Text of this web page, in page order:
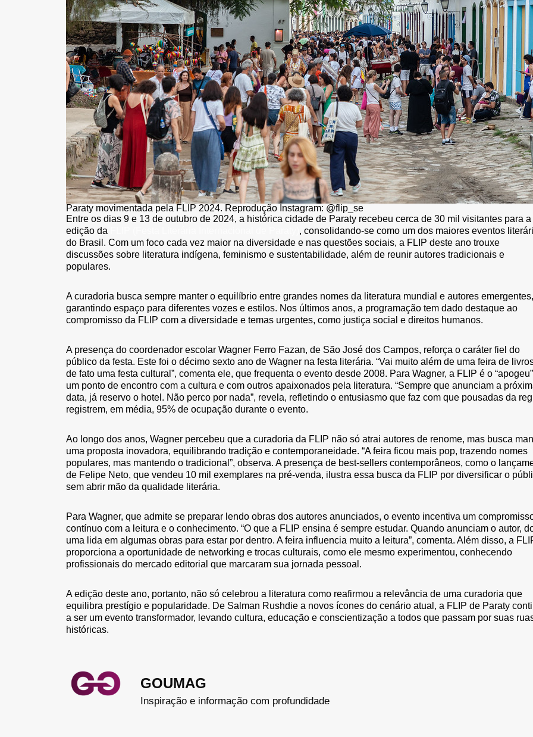
Paraty movimentada pela FLIP 2024. Reprodução Instagram: @flip_se
Entre os dias 9 e 13 de outubro de 2024, a histórica cidade de Paraty recebeu cerca de 30 mil visitantes para a
edição da
, consolidando-se como um dos maiores eventos
do Brasil. Com um foco cada vez maior na diversidade e nas questões sociais, a FLIP deste ano trouxe
discussões sobre literatura indígena, feminismo e sustentabilidade, além de reunir autores tradicionais e
populares.
A curadoria busca sempre manter o equilíbrio entre grandes nomes da literatura mundial e autores emergentes,
garantindo espaço para diferentes vozes e estilos. Nos últimos anos, a programação tem dado destaque ao
compromisso da FLIP com a diversidade e temas urgentes, como justiça social e direitos humanos.
A presença do coordenador escolar Wagner Ferro Fazan, de São José dos Campos, reforça o caráter fiel do
público da festa. Este foi o décimo sexto ano de Wagner na festa literária. “Vai muito além de uma feira de
de fato uma festa cultural”, comenta ele, que frequenta o evento desde 2008. Para Wagner, a FLIP é o
um ponto de encontro com a cultura e com outros apaixonados pela literatura. “Sempre que anunciam a
data, já reservo o hotel. Não perco por nada”, revela, refletindo o entusiasmo que faz com que pousadas da
registrem, em média, 95% de ocupação durante o evento.
Ao longo dos anos, Wagner percebeu que a curadoria da FLIP não só atrai autores de renome, mas busca
uma proposta inovadora, equilibrando tradição e contemporaneidade. “A feira ficou mais pop, trazendo nomes
populares, mas mantendo o tradicional”, observa. A presença de best-sellers contemporâneos, como o
de Felipe Neto, que vendeu 10 mil exemplares na pré-venda, ilustra essa busca da FLIP por diversificar o
sem abrir mão da qualidade literária.
Para Wagner, que admite se preparar lendo obras dos autores anunciados, o evento incentiva um
contínuo com a leitura e o conhecimento. “O que a FLIP ensina é sempre estudar. Quando anunciam o autor,
uma lida em algumas obras para estar por dentro. A feira influencia muito a leitura”, comenta. Além disso, a
proporciona a oportunidade de networking e trocas culturais, como ele mesmo experimentou, conhecendo
profissionais do mercado editorial que marcaram sua jornada pessoal.
A edição deste ano, portanto, não só celebrou a literatura como reafirmou a relevância de uma curadoria que
equilibra prestígio e popularidade. De Salman Rushdie a novos ícones do cenário atual, a FLIP de Paraty
a ser um evento transformador, levando cultura, educação e conscientização a todos que passam por suas
históricas.
GOUMAG
Inspiração e informação com profundidade